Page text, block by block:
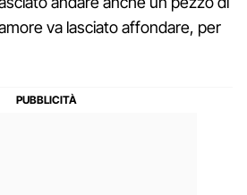
va lasciato affondare, per